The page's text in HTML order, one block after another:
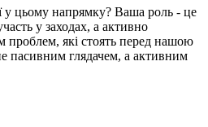
у цьому напрямку? Ваша роль - це
у заходах, а активно
які стоять перед нашою
пасивним глядачем, а активним